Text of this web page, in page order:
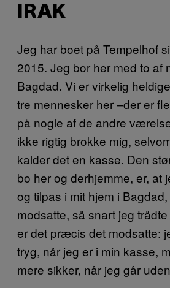
IRAK
Jeg har boet på Tempelhof
2015. Jeg bor her med to af
Bagdad. Vi er virkelig
tre mennesker her –der er
på nogle af de andre
ikke rigtig brokke mig,
kalder det en kasse. Den
bo her og derhjemme, er, at
og tilpas i mit hjem i
modsatte, så snart jeg
er det præcis det modsatte:
tryg, når jeg er i min kasse,
mere sikker, når jeg går